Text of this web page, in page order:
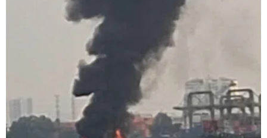
Nhà nước cần hỗ trợ vốn để Vietnam Airlines vượt qua khó
khăn do thiệt hại vì dịch COVID-19. (Ảnh: Hoàng
Anh/Vietnam+)
Với tư cách là chủ sở hữu Vietnam Airlines khi
nắm giữ 86% vốn, Nhà nước phải có hành động
và trách nhiệm với các biện pháp hoặc chính
sách tháo gỡ để hãng phục hồi sớm sẽ giúp vực